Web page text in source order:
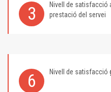
3 Nivell de satisfacció
prestació del servei
6 Nivell de satisfacció